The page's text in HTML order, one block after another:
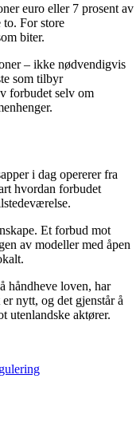
euro eller 7 prosent av
to. For store
biter.
– ikke nødvendigvis
som tilbyr
forbudet selv om
i dag opererer fra
hvordan forbudet
Et forbud mot
av modeller med åpen
håndheve loven, har
nytt, og det gjenstår å
utenlandske aktører.